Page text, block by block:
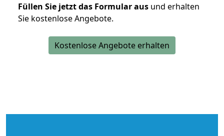
Füllen Sie jetzt das Formular aus und erhalten
Sie kostenlose Angebote.
Kostenlose Angebote erhalten